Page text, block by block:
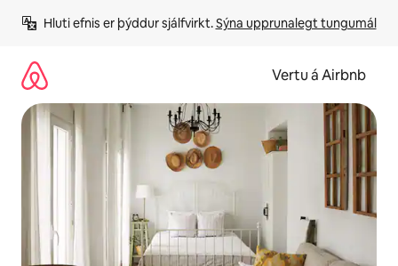
beint
Hluti efnis er þýddur sjálfvirkt. Sýna upprunalegt tungumál
Vertu á Airbnb